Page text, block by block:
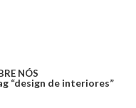
NÓS
“design de interiores”